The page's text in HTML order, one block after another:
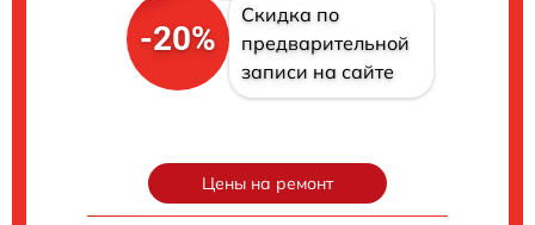
-20%
Скидка по
предварительной
записи на сайте
Цены на ремонт